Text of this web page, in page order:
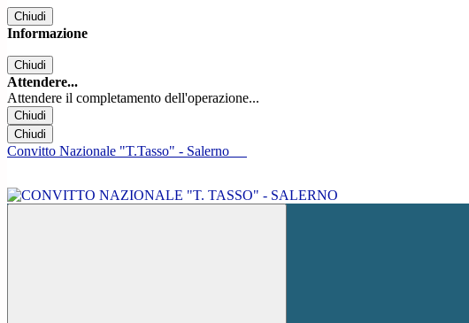
Chiudi
Informazione
Chiudi
Attendere...
Attendere il completamento dell'operazione...
Chiudi
Chiudi
Convitto Nazionale "T.Tasso" - Salerno